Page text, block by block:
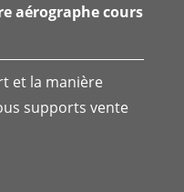
aérographe cours
et la manière
supports vente